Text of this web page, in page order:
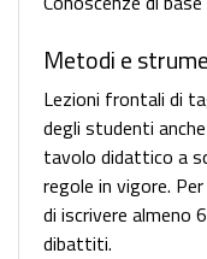
Metodi e
Lezioni frontali di
degli studenti
tavolo didattico a
regole in vigore.
di iscrivere almeno
dibattiti.